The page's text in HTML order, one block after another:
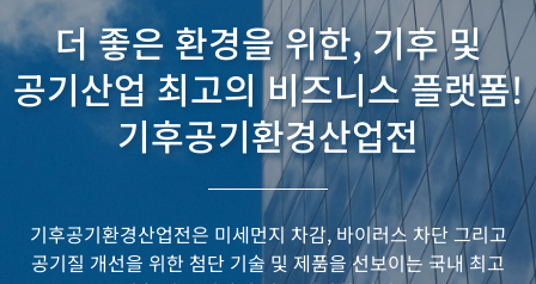
더 좋은 환경을 위한, 기후 및
공기산업 최고의 비즈니스 플랫폼!
기후공기환경산업전
기후공기환경산업전은 미세먼지 차감, 바이러스 차단 그리고
공기질 개선을 위한 첨단 기술 및 제품을 선보이는 국내 최고